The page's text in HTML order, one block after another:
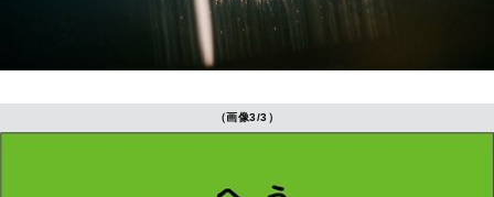
（画像3/3）